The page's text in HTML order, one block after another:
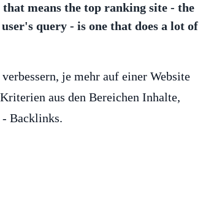
means the top ranking site - the
query - is one that does a lot of
je mehr auf einer Website
aus den Bereichen Inhalte,
- Backlinks.